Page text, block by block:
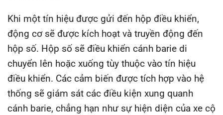
Khi một tín hiệu được gửi đến hộp điều khiển,
động cơ sẽ được kích hoạt và truyền động đến
hộp số. Hộp số sẽ điều khiển cánh barie di
chuyển lên hoặc xuống tùy thuộc vào tín hiệu
điều khiển. Các cảm biến được tích hợp vào hệ
thống sẽ giám sát các điều kiện xung quanh
cánh barie, chẳng hạn như sự hiện diện của xe cộ